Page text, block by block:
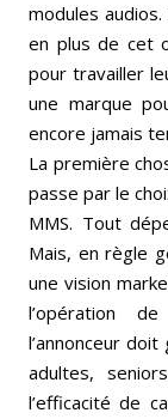
modules
en plus de cet
pour travailler
une marque
encore jamais
La première
passe par le
MMS. Tout
Mais, en règle
une vision
l’opération
l’annonceur
adultes,
l’efficacité de